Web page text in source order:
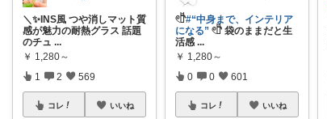
＼✨INS風 つや消しマット質
感が魅力の耐熱グラス 話題
のチュ ...
￥ 1,280～
1 2 569
コレ いいね
𓏲𓎨#“中身まで、インテリア
になる” 𓏲𓎨 袋のままだと生
活感 ...
￥ 1,280～
0 0 601
コレ いいね